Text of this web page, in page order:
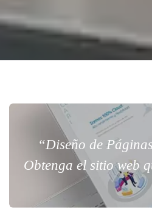
“Diseño de
Obtenga el sitio web